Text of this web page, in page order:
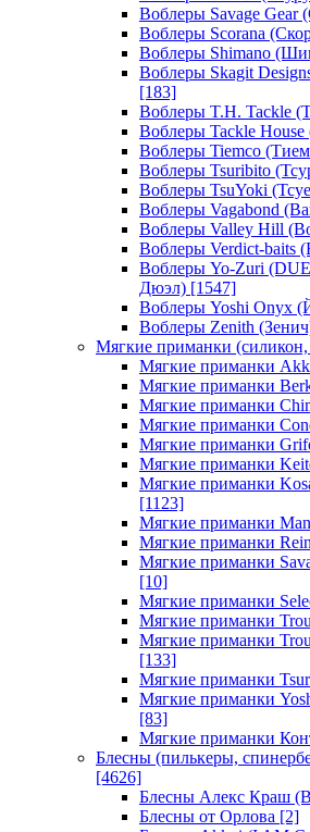
Воблеры Savage Gear
Воблеры Scorana
Воблеры Shimano
Воблеры Skagit
[183]
Воблеры T.H. Tackle
Воблеры Tackle House
Воблеры Tiemco
Воблеры Tsuribito
Воблеры TsuYoki
Воблеры Vagabond
Воблеры Valley Hill
Воблеры Verdict-baits
Воблеры Yo-Zuri
Дюэл) [1547]
Воблеры Yoshi Onyx
Воблеры Zenith
Мягкие приманки
Мягкие приманки
Мягкие приманки
Мягкие приманки
Мягкие приманки
Мягкие приманки
Мягкие приманки
Мягкие приманки
[1123]
Мягкие приманки
Мягкие приманки
Мягкие приманки
[10]
Мягкие приманки
Мягкие приманки
Мягкие приманки
[133]
Мягкие приманки
Мягкие приманки
[83]
Мягкие приманки
Блесны (пилькеры,
[4626]
Блесны Алекс Краш
Блесны от Орлова [2]